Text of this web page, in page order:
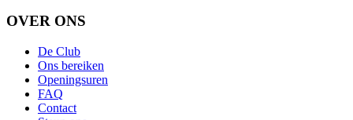
OVER ONS
De Club
Ons bereiken
Openingsuren
FAQ
Contact